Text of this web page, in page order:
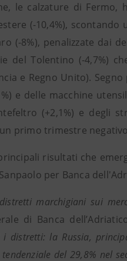
le calzature di Fermo,
(-10,4%),
(-8%), penalizzate dai
del Tolentino (-4,7%)
e Regno Unito).
e delle macchine
(+2,1%) e degli
primo trimestre
risultati che
per Banca
marchigiani sui
di Banca
la Russia,
del 29,8% nel